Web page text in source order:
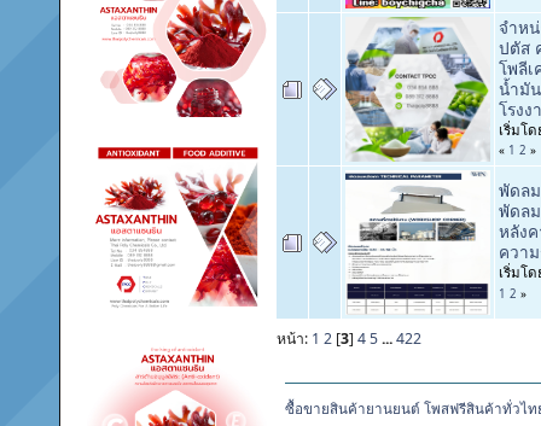
จำห
ปตัส
โพลี
น้ำมั
โรงง
เริ่มโ
« 1 2 »
พัดล
พัดล
หลัง
ควา
เริ่มโ
1 2 »
หน้า: 1 2 [3] 45...422
ซื้อขายสินค้ายานยนต์ โพสฟรีสินค้าทั่วไท